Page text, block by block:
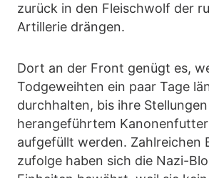
zurück in den Fleischwolf der
Artillerie drängen.
Dort an der Front genügt es,
Todgeweihten ein paar Tage
durchhalten, bis ihre
herangeführtem
aufgefüllt werden. Zahlreichen
zufolge haben sich die Nazi-